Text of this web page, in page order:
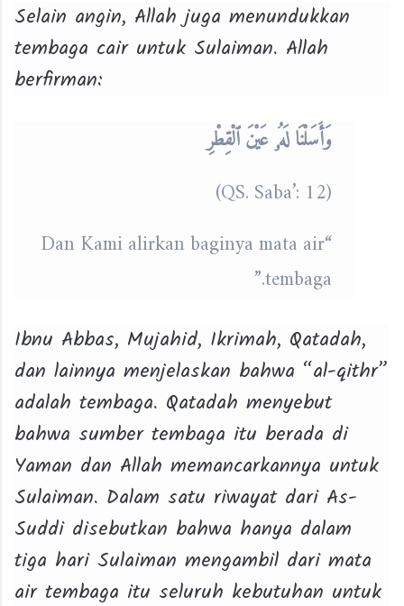
Selain angin, Allah juga menundukkan
tembaga cair untuk Sulaiman. Allah
berfirman:
وَأَسَلْنَا لَهُۥ عَيْنَ ٱلْقِطْرِ
(QS. Saba’: 12)
“Dan Kami alirkan baginya mata air
tembaga.”
Ibnu Abbas, Mujahid, Ikrimah, Qatadah,
dan lainnya menjelaskan bahwa “al-qithr”
adalah tembaga. Qatadah menyebut
bahwa sumber tembaga itu berada di
Yaman dan Allah memancarkannya untuk
Sulaiman. Dalam satu riwayat dari As-
Suddi disebutkan bahwa hanya dalam
tiga hari Sulaiman mengambil dari mata
air tembaga itu seluruh kebutuhan untuk